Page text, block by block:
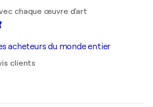
chaque œuvre d'art
acheteurs du monde entier
clients